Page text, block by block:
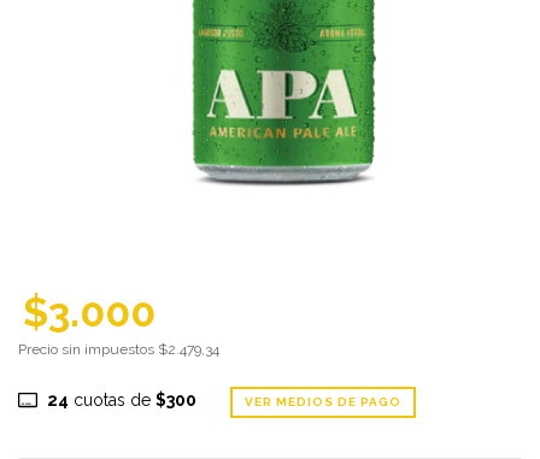
$3.000
Precio sin impuestos $2.479,34
24 cuotas de $300 VER MEDIOS DE PAGO